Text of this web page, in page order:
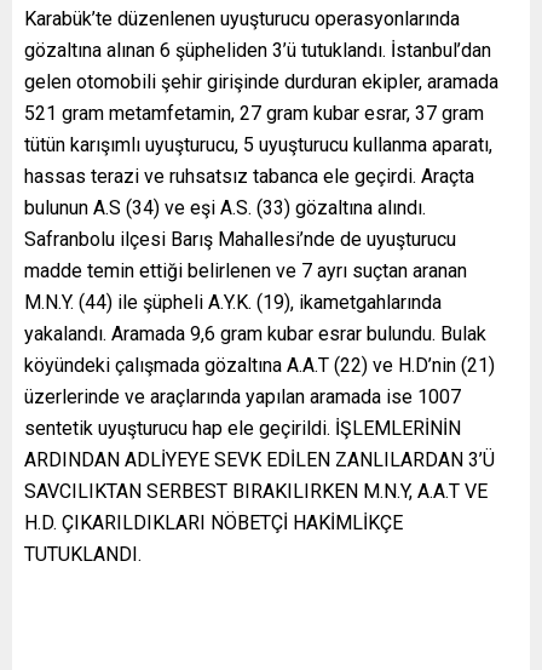
Karabük’te düzenlenen uyuşturucu operasyonlarında
gözaltına alınan 6 şüpheliden 3’ü tutuklandı. İstanbul’dan
gelen otomobili şehir girişinde durduran ekipler, aramada
521 gram metamfetamin, 27 gram kubar esrar, 37 gram
tütün karışımlı uyuşturucu, 5 uyuşturucu kullanma aparatı,
hassas terazi ve ruhsatsız tabanca ele geçirdi. Araçta
bulunun A.S (34) ve eşi A.S. (33) gözaltına alındı.
Safranbolu ilçesi Barış Mahallesi’nde de uyuşturucu
madde temin ettiği belirlenen ve 7 ayrı suçtan aranan
M.N.Y. (44) ile şüpheli A.Y.K. (19), ikametgahlarında
yakalandı. Aramada 9,6 gram kubar esrar bulundu. Bulak
köyündeki çalışmada gözaltına A.A.T (22) ve H.D’nin (21)
üzerlerinde ve araçlarında yapılan aramada ise 1007
sentetik uyuşturucu hap ele geçirildi. İŞLEMLERİNİN
ARDINDAN ADLİYEYE SEVK EDİLEN ZANLILARDAN 3’Ü
SAVCILIKTAN SERBEST BIRAKILIRKEN M.N.Y, A.A.T VE
H.D. ÇIKARILDIKLARI NÖBETÇİ HAKİMLİKÇE
TUTUKLANDI.